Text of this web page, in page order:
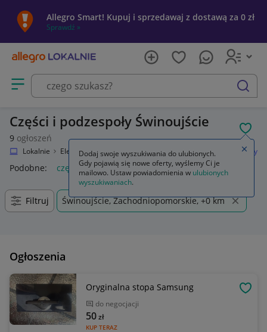
Allegro Smart! Kupuj i sprzedawaj z dostawą za 0 zł
Sprawdź »
Otwórz menu z kategoriami
szukaj
Części i podzespoły Świnoujście
9 ogłoszeń
Lokalnie Elektronika RTV i AGD TV i Video Części i podzespoły
Podobne: części i podzespoly
Filtruj Świnoujście, Zachodniopomorskie, +0 km
Ogłoszenia
Oryginalna stopa Samsung
do negocjacji
KUP TERAZ
50zł
Dodaj swoje wyszukiwania do ulubionych.
Gdy pojawią się nowe oferty, wyślemy Ci je
mailowo. Ustaw powiadomienia w ulubionych
wyszukiwaniach.